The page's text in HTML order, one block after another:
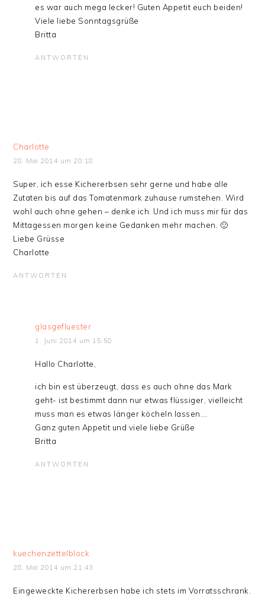
es war auch mega lecker! Guten Appetit euch beiden!
Viele liebe Sonntagsgrüße
Britta
ANTWORTEN
Charlotte
28. Mai 2014 um 20:18
Super, ich esse Kichererbsen sehr gerne und habe alle
Zutaten bis auf das Tomatenmark zuhause rumstehen. Wird
wohl auch ohne gehen – denke ich. Und ich muss mir für das
Mittagessen morgen keine Gedanken mehr machen. 🙂
Liebe Grüsse
Charlotte
ANTWORTEN
glasgefluester
1. Juni 2014 um 15:50
Hallo Charlotte,
ich bin est überzeugt, dass es auch ohne das Mark
geht- ist bestimmt dann nur etwas flüssiger, vielleicht
muss man es etwas länger köcheln lassen….
Ganz guten Appetit und viele liebe Grüße
Britta
ANTWORTEN
kuechenzettelblock
28. Mai 2014 um 21:43
Eingeweckte Kichererbsen habe ich stets im Vorratsschrank.